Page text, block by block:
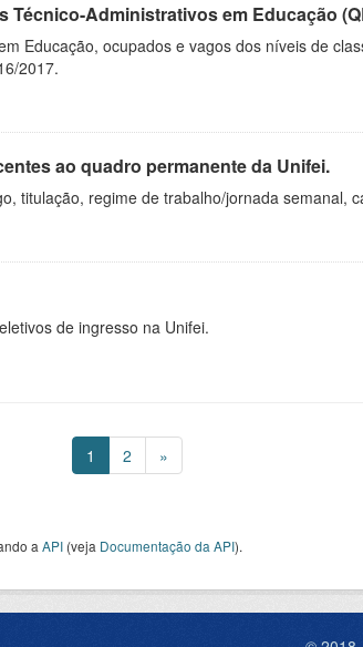
Técnico-Administrativos em Educação
Educação, ocupados e vagos dos níveis de
2017.
ao quadro permanente da Unifei.
titulação, regime de trabalho/jornada semanal,
de ingresso na Unifei.
1 2 »
a API (veja Documentação da API).